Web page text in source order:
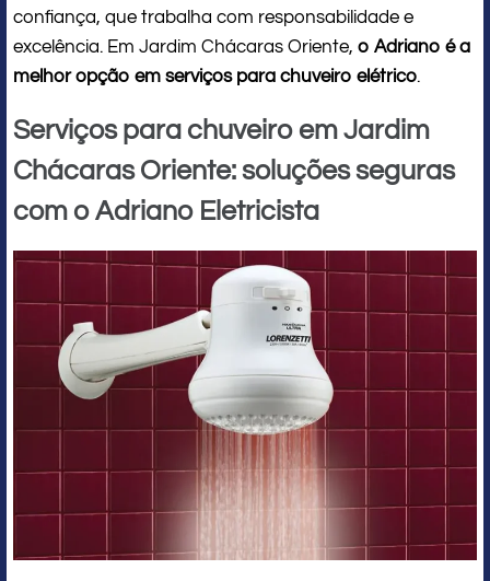
confiança, que trabalha com responsabilidade e
excelência. Em Jardim Chácaras Oriente, o Adriano é a
melhor opção em serviços para chuveiro elétrico.
Serviços para chuveiro em Jardim
Chácaras Oriente: soluções seguras
com o Adriano Eletricista